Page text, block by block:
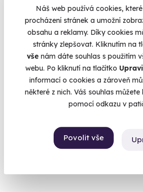
Náš web používá cookies,
procházení stránek a umožní
obsahu a reklamy. Díky cookies
stránky zlepšovat. Kliknutím na
vše nám dáte souhlas s použitím
webu. Po kliknutí na tlačítko
informací o cookies a zároveň
některé z nich. Váš souhlas
pomocí odkazu v
Povolit vše
Zážitková střelba:
Vystřílíte celkem 72 nábojů!
(+ 27 dalších lokalit)